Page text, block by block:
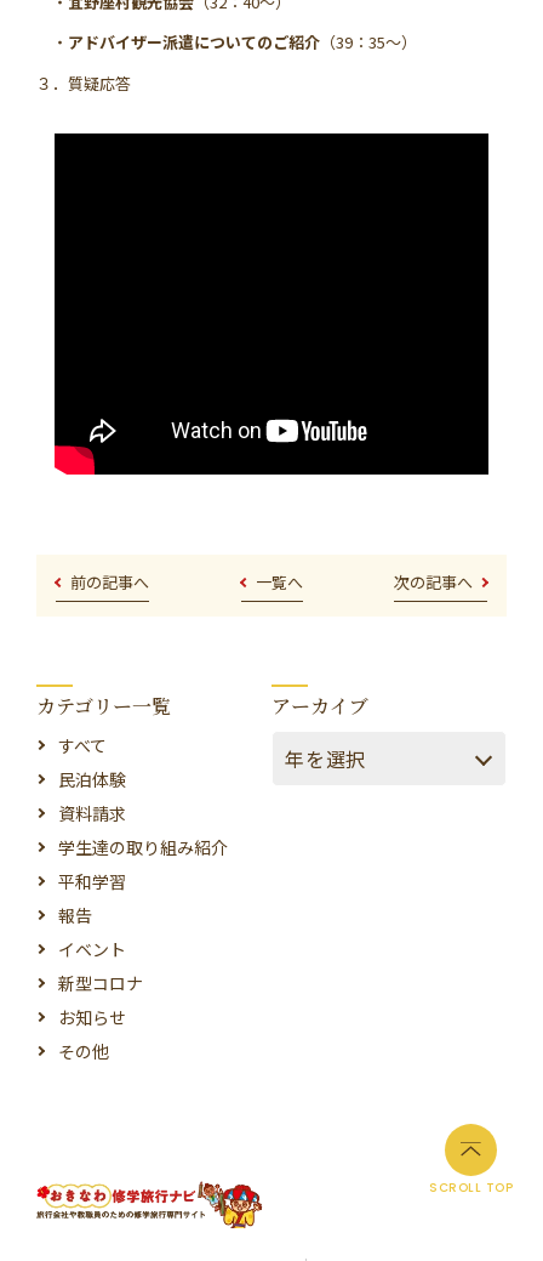
カテゴリー一覧
すべて
民泊体験
資料請求
学生達の取り組み紹介
平和学習
報告
イベント
新型コロナ
お知らせ
その他
アーカイブ
・ アドバイザー派遣についてのご紹介 （39：35～）
３．質疑応答
前の記事へ 一覧へ 次の記事へ
SCROLL TOP